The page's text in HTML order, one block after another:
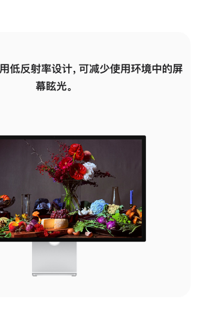
低反射率设计，可减少使用环境中的屏
幕眩光。